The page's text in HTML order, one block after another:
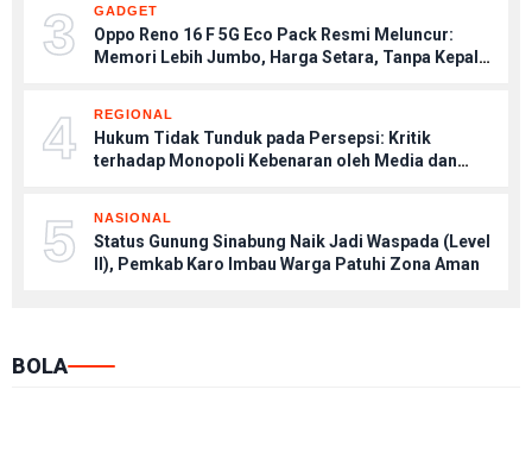
3 GADGET
Oppo Reno 16 F 5G Eco Pack Resmi Meluncur:
Memori Lebih Jumbo, Harga Setara, Tanpa Kepala
4 REGIONAL
Hukum Tidak Tunduk pada Persepsi: Kritik
terhadap Monopoli Kebenaran oleh Media dan
5 NASIONAL
Status Gunung Sinabung Naik Jadi Waspada (Level
II), Pemkab Karo Imbau Warga Patuhi Zona Aman
BOLA